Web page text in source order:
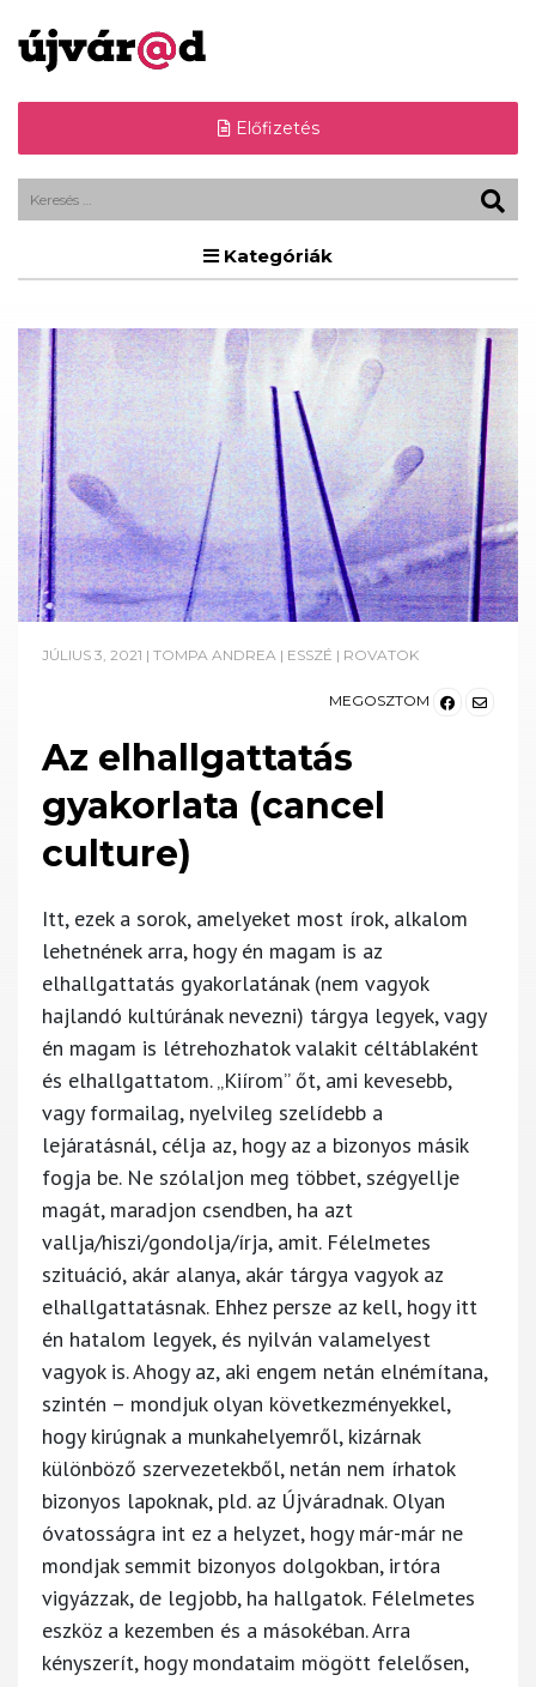
Előfizetés
Kategóriák
JÚLIUS 3, 2021 | TOMPA ANDREA | ESSZÉ | ROVATOK
MEGOSZTOM
Az elhallgattatás
gyakorlata (cancel
culture)
Itt, ezek a sorok, amelyeket most írok, alkalom
lehetnének arra, hogy én magam is az
elhallgattatás gyakorlatának (nem vagyok
hajlandó kultúrának nevezni) tárgya legyek, vagy
én magam is létrehozhatok valakit céltáblaként
és elhallgattatom. „Kiírom” őt, ami kevesebb,
vagy formailag, nyelvileg szelídebb a
lejáratásnál, célja az, hogy az a bizonyos másik
fogja be. Ne szólaljon meg többet, szégyellje
magát, maradjon csendben, ha azt
vallja/hiszi/gondolja/írja, amit. Félelmetes
szituáció, akár alanya, akár tárgya vagyok az
elhallgattatásnak. Ehhez persze az kell, hogy itt
én hatalom legyek, és nyilván valamelyest
vagyok is. Ahogy az, aki engem netán elnémítana,
szintén – mondjuk olyan következményekkel,
hogy kirúgnak a munkahelyemről, kizárnak
különböző szervezetekből, netán nem írhatok
bizonyos lapoknak, pld. az Újváradnak. Olyan
óvatosságra int ez a helyzet, hogy már-már ne
mondjak semmit bizonyos dolgokban, irtóra
vigyázzak, de legjobb, ha hallgatok. Félelmetes
eszköz a kezemben és a másokéban. Arra
kényszerít, hogy mondataim mögött felelősen,